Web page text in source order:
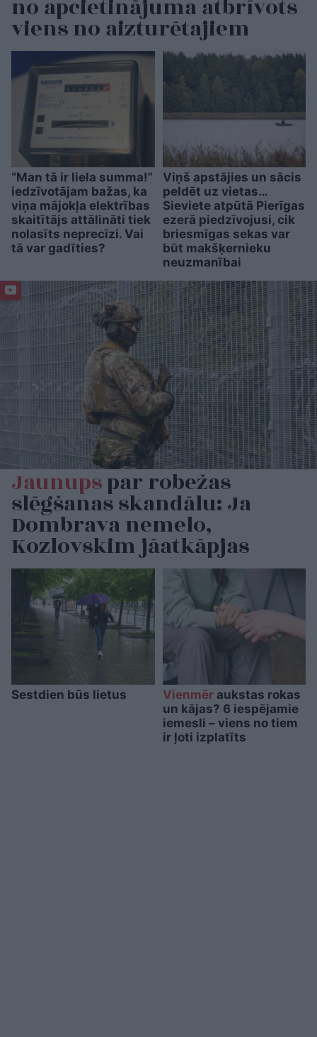
no apcietinājuma atbrīvots
viens no aizturētajiem
“Man tā ir liela summa!”
iedzīvotājam bažas, ka
viņa mājokļa elektrības
skaitītājs attālināti tiek
nolasīts neprecīzi. Vai
tā var gadīties?
Viņš apstājies un sācis
peldēt uz vietas…
Sieviete atpūtā Pierīgas
ezerā piedzīvojusi, cik
briesmīgas sekas var
būt makšķernieku
neuzmanībai
Jaunupspar robežas
slēgšanas skandālu: Ja
Dombrava nemelo,
Kozlovskim jāatkāpjas
Sestdien būs lietus Vienmēraukstas rokas
un kājas? 6 iespējamie
iemesli – viens no tiem
ir ļoti izplatīts